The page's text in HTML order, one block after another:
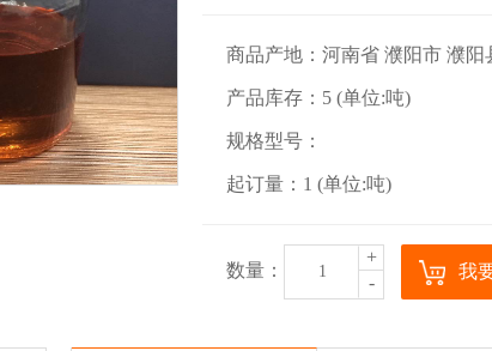
商品产地：河南省 濮阳市 濮阳
产品库存：5 (单位:吨)
规格型号：
起订量：1 (单位:吨)
数量：
+
-
我